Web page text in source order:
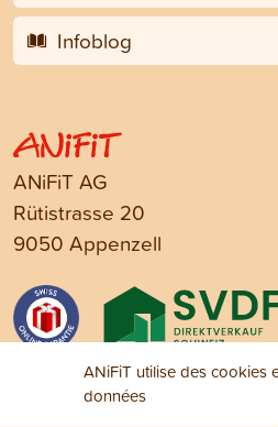
Infoblog
ANiFiT AG
Rütistrasse 20
9050 Appenzell
ANiFiT utilise des cookies
données